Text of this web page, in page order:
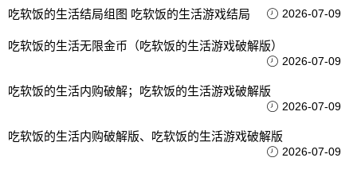
吃软饭的生活结局组图 吃软饭的生活游戏结局 2026-07-09
吃软饭的生活无限金币（吃软饭的生活游戏破解版）
2026-07-09
吃软饭的生活内购破解；吃软饭的生活游戏破解版
2026-07-09
吃软饭的生活内购破解版、吃软饭的生活游戏破解版
2026-07-09